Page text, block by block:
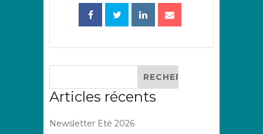
Articles récents
Newsletter Eté 2026